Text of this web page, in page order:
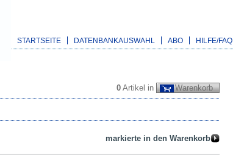
STARTSEITE DATENBANKAUSWAHL ABO HILFE/FAQ
0 Artikel in Warenkorb